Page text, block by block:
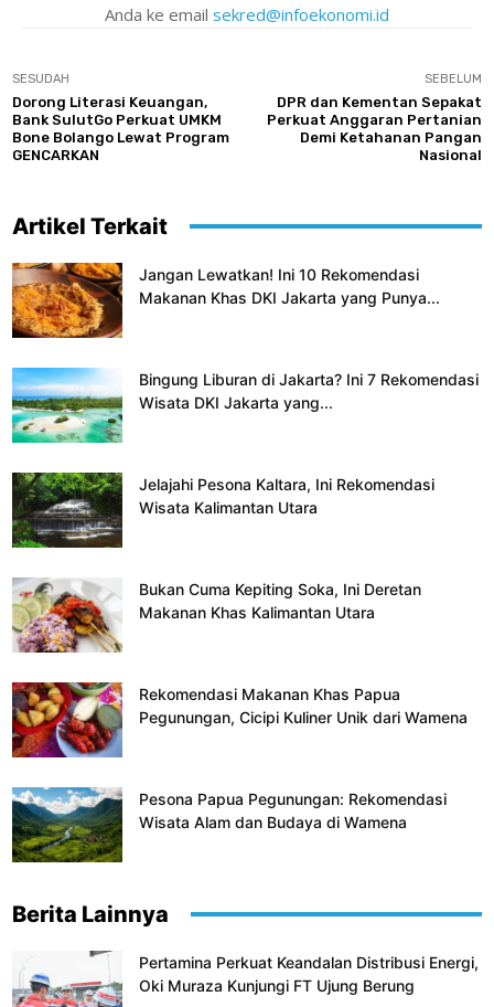
Anda ke email sekred@infoekonomi.id
SESUDAH
Dorong Literasi Keuangan,
Bank SulutGo Perkuat UMKM
Bone Bolango Lewat Program
GENCARKAN
SEBELUM
DPR dan Kementan Sepakat
Perkuat Anggaran Pertanian
Demi Ketahanan Pangan
Nasional
Artikel Terkait
Jangan Lewatkan! Ini 10 Rekomendasi
Makanan Khas DKI Jakarta yang Punya...
Bingung Liburan di Jakarta? Ini 7 Rekomendasi
Wisata DKI Jakarta yang...
Jelajahi Pesona Kaltara, Ini Rekomendasi
Wisata Kalimantan Utara
Bukan Cuma Kepiting Soka, Ini Deretan
Makanan Khas Kalimantan Utara
Rekomendasi Makanan Khas Papua
Pegunungan, Cicipi Kuliner Unik dari Wamena
Pesona Papua Pegunungan: Rekomendasi
Wisata Alam dan Budaya di Wamena
Berita Lainnya
Pertamina Perkuat Keandalan Distribusi Energi,
Oki Muraza Kunjungi FT Ujung Berung